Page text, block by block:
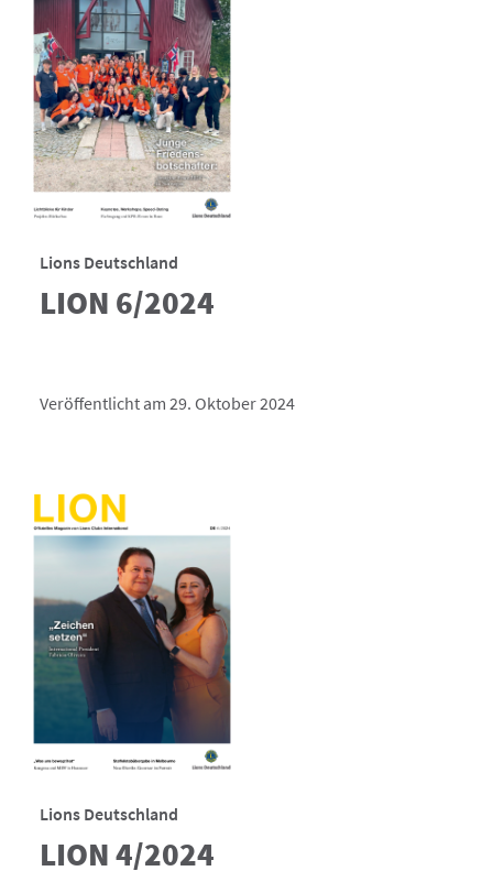
Lions Deutschland
LION 6/2024
Veröffentlicht am 29. Oktober 2024
Lions Deutschland
LION 4/2024